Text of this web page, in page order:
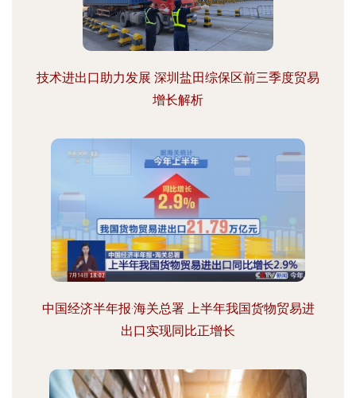
技术进出口助力发展 深圳盐田综保区前三季度贸易
增长解析
中国经济半年报·海关总署 上半年我国货物贸易进
出口实现同比正增长